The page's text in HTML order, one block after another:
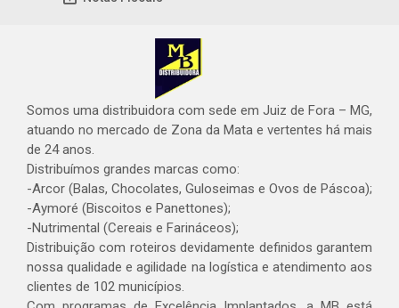
Somos uma distribuidora com sede em Juiz de Fora – MG,
atuando no mercado de Zona da Mata e vertentes há mais
de 24 anos.
Distribuímos grandes marcas como:
-Arcor (Balas, Chocolates, Guloseimas e Ovos de Páscoa);
-Aymoré (Biscoitos e Panettones);
-Nutrimental (Cereais e Farináceos);
Distribuição com roteiros devidamente definidos garantem
nossa qualidade e agilidade na logística e atendimento aos
clientes de 102 municípios.